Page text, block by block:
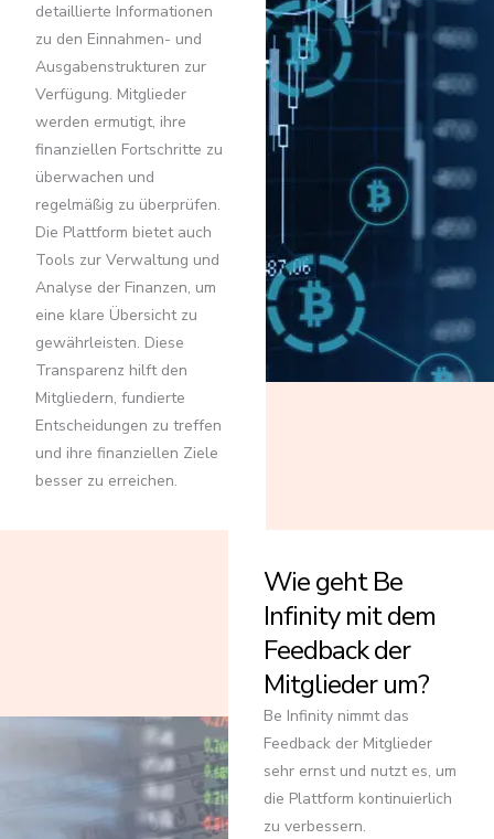
detaillierte Informationen
zu den Einnahmen- und
Ausgabenstrukturen zur
Verfügung. Mitglieder
werden ermutigt, ihre
finanziellen Fortschritte zu
überwachen und
regelmäßig zu überprüfen.
Die Plattform bietet auch
Tools zur Verwaltung und
Analyse der Finanzen, um
eine klare Übersicht zu
gewährleisten. Diese
Transparenz hilft den
Mitgliedern, fundierte
Entscheidungen zu treffen
und ihre finanziellen Ziele
besser zu erreichen.
Wie geht Be
Infinity mit dem
Feedback der
Mitglieder um?
Be Infinity nimmt das
Feedback der Mitglieder
sehr ernst und nutzt es, um
die Plattform kontinuierlich
zu verbessern.